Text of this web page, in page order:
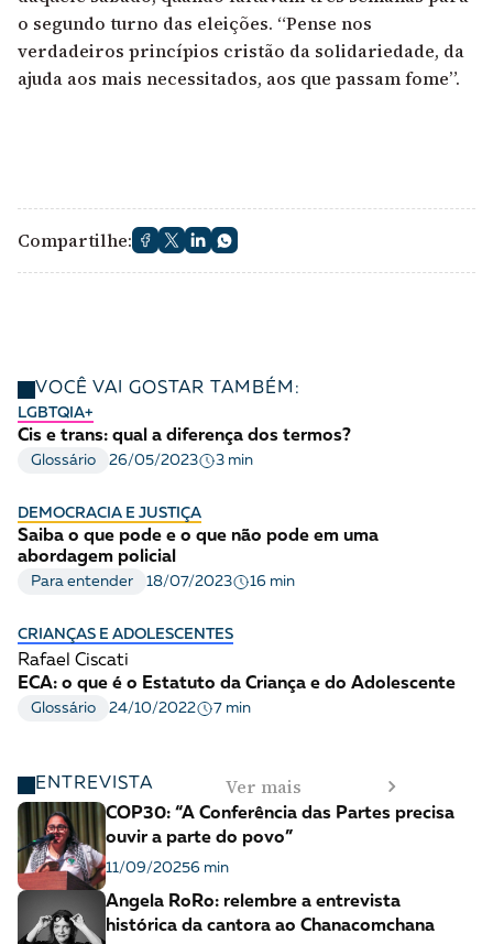
o segundo turno das eleições. “Pense nos
verdadeiros princípios cristão da solidariedade, da
ajuda aos mais necessitados, aos que passam fome”.
Compartilhe:
VOCÊ VAI GOSTAR TAMBÉM:
LGBTQIA+
Cis e trans: qual a diferença dos termos?
Glossário 26/05/2023 3 min
DEMOCRACIA E JUSTIÇA
Saiba o que pode e o que não pode em uma
abordagem policial
Para entender 18/07/2023 16 min
CRIANÇAS E ADOLESCENTES
Rafael Ciscati
ECA: o que é o Estatuto da Criança e do Adolescente
Glossário 24/10/2022 7 min
ENTREVISTA Ver mais
COP30: “A Conferência das Partes precisa
ouvir a parte do povo”
11/09/20256 min
Angela RoRo: relembre a entrevista
histórica da cantora ao Chanacomchana